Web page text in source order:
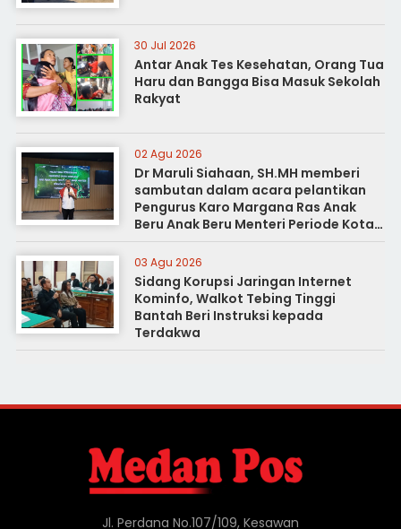
30 Jul 2026
Antar Anak Tes Kesehatan, Orang Tua
Haru dan Bangga Bisa Masuk Sekolah
Rakyat
02 Agu 2026
Dr Maruli Siahaan, SH.MH memberi
sambutan dalam acara pelantikan
Pengurus Karo Margana Ras Anak
Beru Anak Beru Menteri Periode Kota
Medan
03 Agu 2026
Sidang Korupsi Jaringan Internet
Kominfo, Walkot Tebing Tinggi
Bantah Beri Instruksi kepada
Terdakwa
Jl. Perdana No.107/109, Kesawan